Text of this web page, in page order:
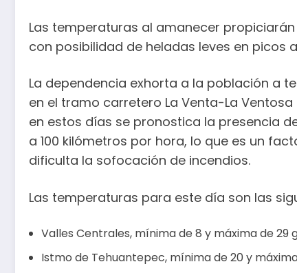
Las temperaturas al amanecer
con posibilidad de heladas leves en picos
La dependencia exhorta a la población a
en el tramo carretero La Venta-La
en estos días se pronostica la presencia
a 100 kilómetros por hora, lo que es un
dificulta la sofocación de incendios.
Las temperaturas para este día son las
Valles Centrales, mínima de 8 y máxima de 29
Istmo de Tehuantepec, mínima de 20 y